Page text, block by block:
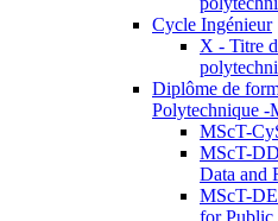
Cycle Ingénieur
X - Titre
Diplôme de
Polytechnique -
MScT-
MScT-
Data and
MScT-
for Public